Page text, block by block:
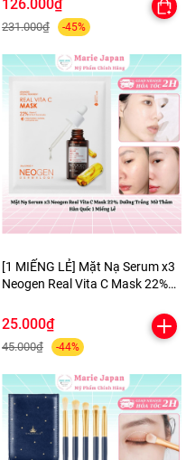
126.000₫
231.000₫ -45%
[1 MIẾNG LẺ] Mặt Nạ Serum x3
Neogen Real Vita C Mask 22%
Quốc
25.000₫
45.000₫ -44%